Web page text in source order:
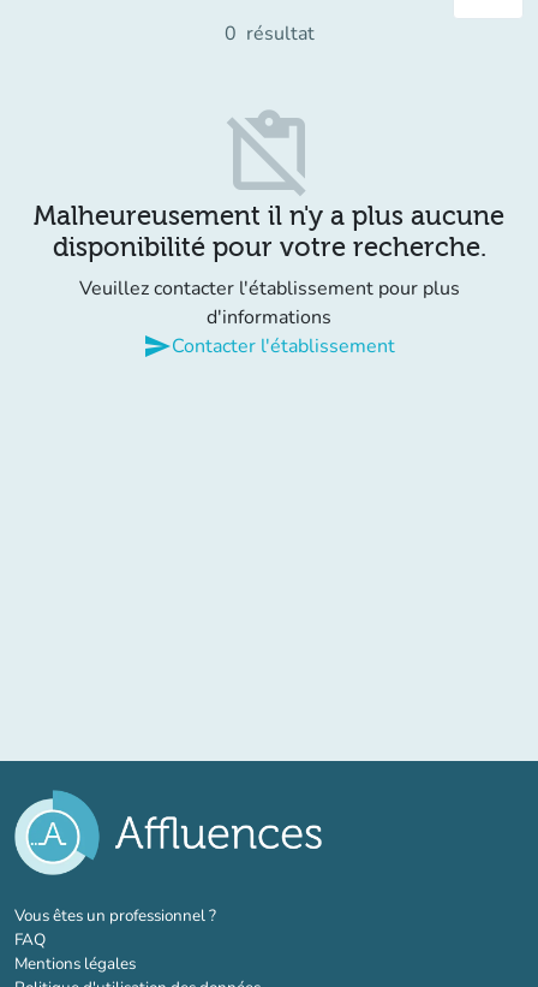
0 résultat
content_paste_off
Malheureusement il n'y a plus aucune
disponibilité pour votre recherche.
Veuillez contacter l'établissement pour plus
d'informations
sendContacter l'établissement
Vous êtes un professionnel ?(nouvel onglet)
FAQ
Mentions légales